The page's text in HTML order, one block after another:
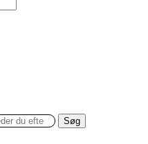
Søg